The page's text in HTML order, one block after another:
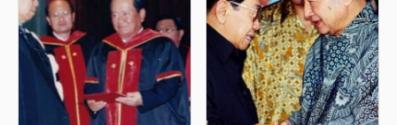
1979
1978
1977
Ilmuwan
Imam
Imam Ayatullah Khomenei